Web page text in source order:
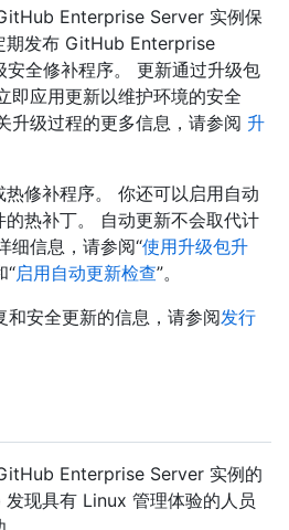
Enterprise Server 实例保
期发布 GitHub Enterprise
全修补程序。 更新通过升级包
即应用更新以维护环境的安全
升级过程的更多信息，请参阅 升
修补程序。 你还可以启用自动
热补丁。 自动更新不会取代计
细信息，请参阅“使用升级包升
“启用自动更新检查”。
安全更新的信息，请参阅发行
Enterprise Server 实例的
现具有 Linux 管理体验的人员